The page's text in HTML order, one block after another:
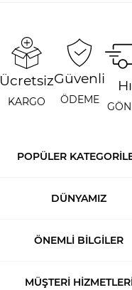
Ücretsiz
KARGO
Güvenli
ÖDEME
POPÜLER
DÜNYAMIZ
ÖNEMLİ BİLGİLER
MÜŞTERİ